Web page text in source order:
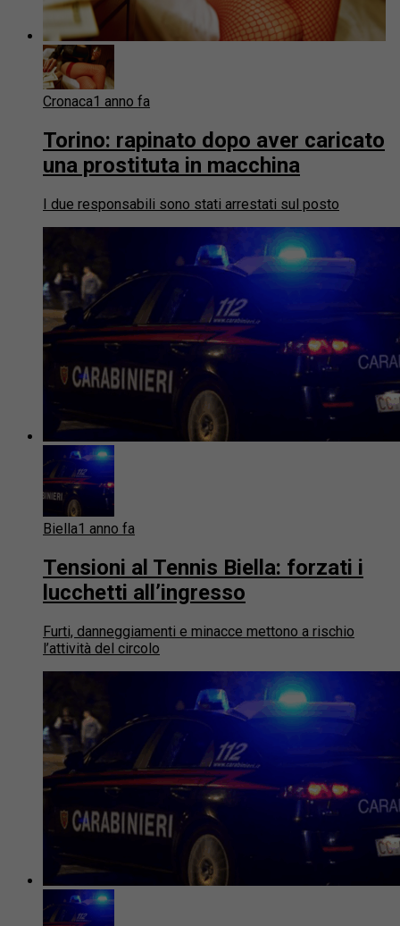
Cronaca1 anno fa
Torino: rapinato dopo aver caricato
una prostituta in macchina
I due responsabili sono stati arrestati sul posto
Biella1 anno fa
Tensioni al Tennis Biella: forzati i
lucchetti all’ingresso
Furti, danneggiamenti e minacce mettono a rischio
l’attività del circolo